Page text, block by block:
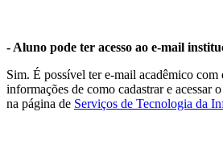
- Aluno pode ter acesso ao e-mail
Sim. É possível ter e-mail acadêmico
informações de como cadastrar e acessar
na página de Serviços de Tecnologia da